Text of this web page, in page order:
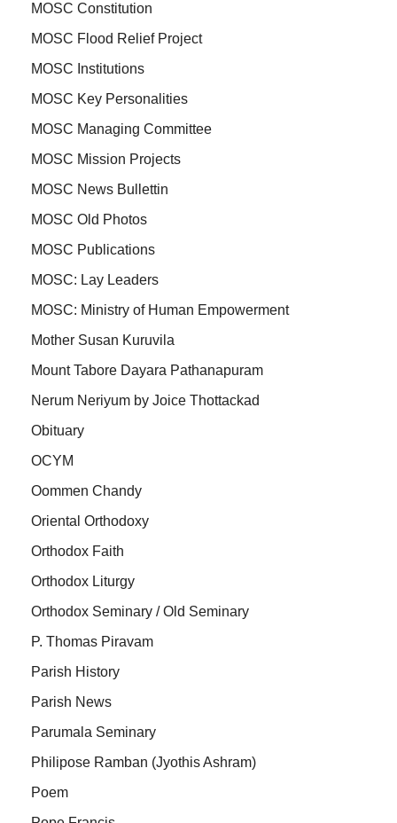
MOSC Constitution
MOSC Flood Relief Project
MOSC Institutions
MOSC Key Personalities
MOSC Managing Committee
MOSC Mission Projects
MOSC News Bullettin
MOSC Old Photos
MOSC Publications
MOSC: Lay Leaders
MOSC: Ministry of Human Empowerment
Mother Susan Kuruvila
Mount Tabore Dayara Pathanapuram
Nerum Neriyum by Joice Thottackad
Obituary
OCYM
Oommen Chandy
Oriental Orthodoxy
Orthodox Faith
Orthodox Liturgy
Orthodox Seminary / Old Seminary
P. Thomas Piravam
Parish History
Parish News
Parumala Seminary
Philipose Ramban (Jyothis Ashram)
Poem